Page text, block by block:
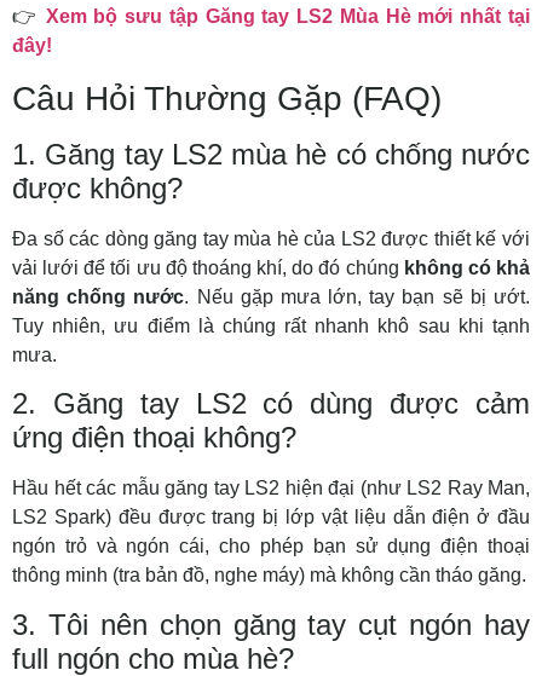
👉 Xem bộ sưu tập Găng tay LS2 Mùa Hè mới nhất tại
đây!
Câu Hỏi Thường Gặp (FAQ)
1. Găng tay LS2 mùa hè có chống nước
được không?
Đa số các dòng găng tay mùa hè của LS2 được thiết kế với
vải lưới để tối ưu độ thoáng khí, do đó chúng không có khả
năng chống nước. Nếu gặp mưa lớn, tay bạn sẽ bị ướt.
Tuy nhiên, ưu điểm là chúng rất nhanh khô sau khi tạnh
mưa.
2. Găng tay LS2 có dùng được cảm
ứng điện thoại không?
Hầu hết các mẫu găng tay LS2 hiện đại (như LS2 Ray Man,
LS2 Spark) đều được trang bị lớp vật liệu dẫn điện ở đầu
ngón trỏ và ngón cái, cho phép bạn sử dụng điện thoại
thông minh (tra bản đồ, nghe máy) mà không cần tháo găng.
3. Tôi nên chọn găng tay cụt ngón hay
full ngón cho mùa hè?